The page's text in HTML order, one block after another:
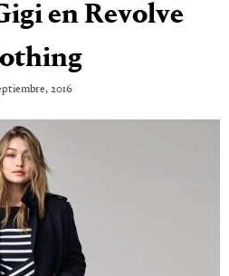
en Revolve
2016